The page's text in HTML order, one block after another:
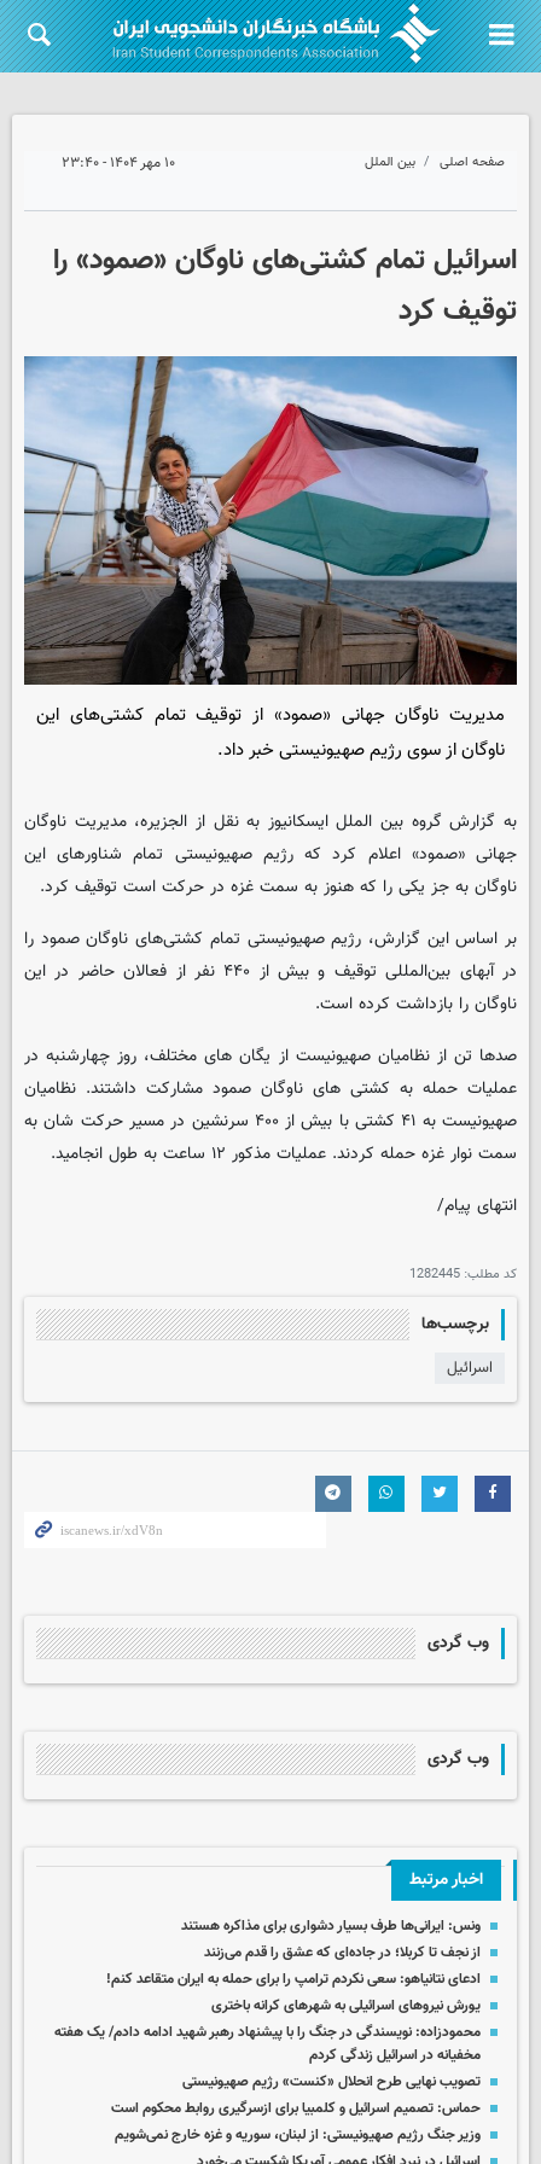
صفحه اصلی بین الملل ۱۰ مهر ۱۴۰۴ - ۲۳:۴۰
اسرائیل تمام کشتی‌های ناوگان «صمود» را
توقیف کرد
مدیریت ناوگان جهانی «صمود» از توقیف تمام کشتی‌های این
ناوگان از سوی رژیم صهیونیستی خبر داد.
‌به گزارش گروه بین المللایسکانیوز به نقل از الجزیره، مدیریت ناوگان
جهانی «صمود» اعلام کرد که رژیم صهیونیستی تمام شناورهای این
ناوگان به جز یکی را که هنوز به سمت غزه در حرکت است توقیف کرد.
بر اساس این گزارش، رژیم صهیونیستی تمام کشتی‌های ناوگان صمود را
در آبهای بین‌المللی توقیف و بیش از ۴۴۰ نفر از فعالان حاضر در این
ناوگان را بازداشت کرده است.
صدها تن از نظامیان صهیونیست از یگان های مختلف، روز چهارشنبه در
عملیات حمله به کشتی های ناوگان صمود مشارکت داشتند. نظامیان
صهیونیست به ۴۱ کشتی با بیش از ۴۰۰ سرنشین در مسیر حرکت شان به
سمت نوار غزه حمله کردند. عملیات مذکور ۱۲ ساعت به طول انجامید.
انتهای پیام/
کد مطلب: 1282445
برچسب‌ها
اسرائیل
وب گردی
وب گردی
اخبار مرتبط
ونس: ایرانی‌ها طرف بسیار دشواری برای مذاکره هستند
از نجف تا کربلا؛ در جاده‌ای که عشق را قدم می‌زنند
ادعای نتانیاهو: سعی نکردم ترامپ را برای حمله به ایران متقاعد کنم!
یورش نیروهای اسرائیلی به شهرهای کرانه باختری
محمودزاده: نویسندگی در جنگ را با پیشنهاد رهبر شهید ادامه دادم/ یک هفته
مخفیانه در اسرائیل زندگی کردم
تصویب نهایی طرح انحلال «کنست» رژیم صهیونیستی
حماس: تصمیم اسرائیل و کلمبیا برای ازسرگیری روابط محکوم است
وزیر جنگ رژیم صهیونیستی: از لبنان، سوریه و غزه خارج نمی‌شویم